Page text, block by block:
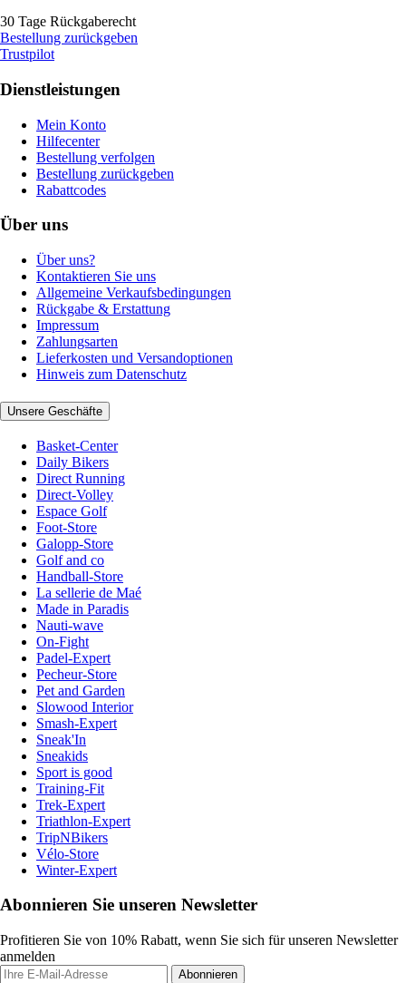
30 Tage Rückgaberecht
Bestellung zurückgeben
Trustpilot
Dienstleistungen
Mein Konto
Hilfecenter
Bestellung verfolgen
Bestellung zurückgeben
Rabattcodes
Über uns
Über uns?
Kontaktieren Sie uns
Allgemeine Verkaufsbedingungen
Rückgabe & Erstattung
Impressum
Zahlungsarten
Lieferkosten und Versandoptionen
Hinweis zum Datenschutz
Unsere Geschäfte
Basket-Center
Daily Bikers
Direct Running
Direct-Volley
Espace Golf
Foot-Store
Galopp-Store
Golf and co
Handball-Store
La sellerie de Maé
Made in Paradis
Nauti-wave
On-Fight
Padel-Expert
Pecheur-Store
Pet and Garden
Slowood Interior
Smash-Expert
Sneak'In
Sneakids
Sport is good
Training-Fit
Trek-Expert
Triathlon-Expert
TripNBikers
Vélo-Store
Winter-Expert
Abonnieren Sie unseren Newsletter
Profitieren Sie von 10% Rabatt, wenn Sie sich für unseren Newsletter
anmelden
Abonnieren